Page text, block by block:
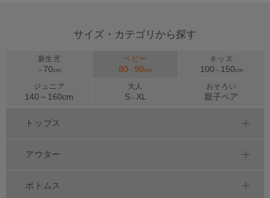
サイズ・カテゴリから探す
新生児
～ 70cm
ベビー
80 ～90cm
キッズ
100 ～ 150cm
ジュニア
140～ 160cm
大人
S～ XL
おそろい
親子ペア
トップス
アウター
ボトムス